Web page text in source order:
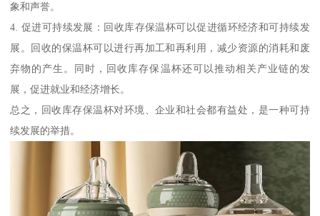
象和声誉。
4. 促进可持续发展：回收库存保温杯可以促进循环经济和可持续发
展。回收的保温杯可以进行再加工和再利用，减少资源的消耗和废
弃物的产生。同时，回收库存保温杯还可以推动相关产业链的发
展，促进就业和经济增长。
总之，回收库存保温杯对环境、企业和社会都有益处，是一种可持
续发展的举措。